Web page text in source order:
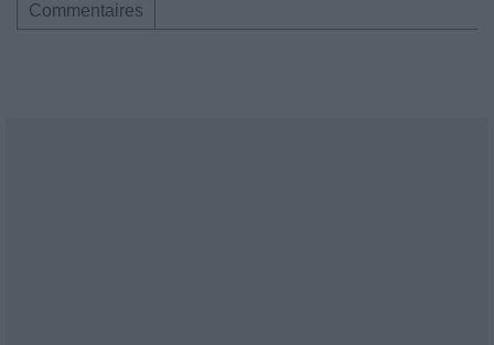
Commentaires